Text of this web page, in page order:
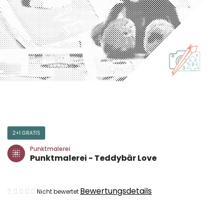
2+1 GRATIS
Punktmalerei
Punktmalerei - Teddybär Love
Die
Nicht bewertet Bewertungsdetails